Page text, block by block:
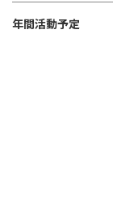
年間活動予定